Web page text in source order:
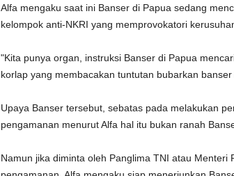
Alfa mengaku saat ini Banser di Papua sedang
kelompok anti-NKRI yang memprovokatori
"Kita punya organ, instruksi Banser di Papua
korlap yang membacakan tuntutan bubarkan
Upaya Banser tersebut, sebatas pada melakukan
pengamanan menurut Alfa hal itu bukan ranah
Namun jika diminta oleh Panglima TNI atau Menteri